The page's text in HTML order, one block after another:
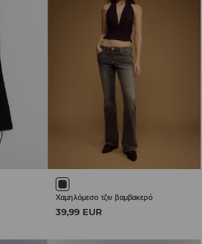
Χαμηλόμεσο τζιν βαμβακερό
39,99 EUR